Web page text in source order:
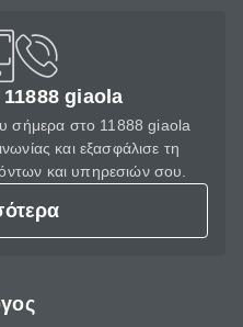
giaola
σήμερα στο 11888 giaola
και εξασφάλισε τη
και υπηρεσιών σου.